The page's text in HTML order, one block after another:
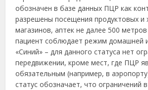
обозначен в базе данных ПЦР как
разрешены посещения продуктовых и
магазинов, аптек не далее 500
пациент соблюдает режим домашней
«Синий» – для данного статуса нет
передвижении, кроме мест, где ПЦР
обязательным (например, в
статус обозначает, что ограничений